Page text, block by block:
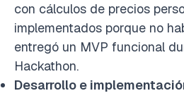
con cálculos de precios
implementados porque no
entregó un MVP funcional
Hackathon.
Desarrollo e